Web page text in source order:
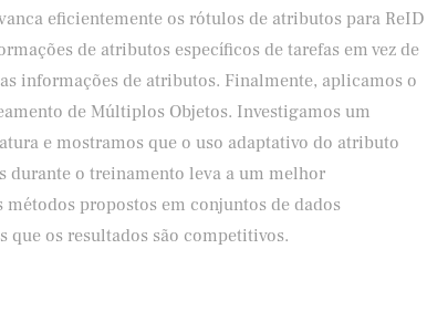
eficientemente os rótulos de atributos para ReID
de atributos específicos de tarefas em vez de
informações de atributos. Finalmente, aplicamos o
de Múltiplos Objetos. Investigamos um
e mostramos que o uso adaptativo do atributo
durante o treinamento leva a um melhor
métodos propostos em conjuntos de dados
os resultados são competitivos.